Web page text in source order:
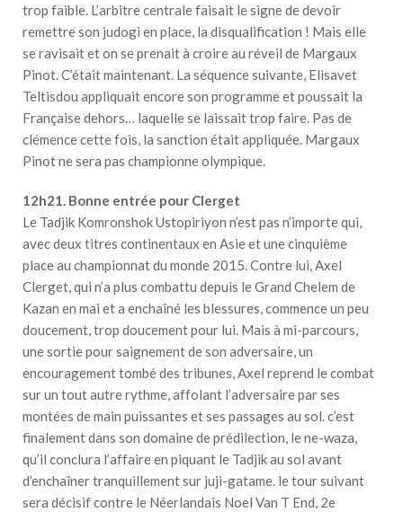
trop faible. L’arbitre centrale faisait le signe de devoir
remettre son judogi en place, la disqualification ! Mais elle
se ravisait et on se prenait à croire au réveil de Margaux
Pinot. C’était maintenant. La séquence suivante, Elisavet
Teltisdou appliquait encore son programme et poussait la
Française dehors… laquelle se laissait trop faire. Pas de
clémence cette fois, la sanction était appliquée. Margaux
Pinot ne sera pas championne olympique.
12h21. Bonne entrée pour Clerget
Le Tadjik Komronshok Ustopiriyon n’est pas n’importe qui,
avec deux titres continentaux en Asie et une cinquième
place au championnat du monde 2015. Contre lui, Axel
Clerget, qui n’a plus combattu depuis le Grand Chelem de
Kazan en mai et a enchaîné les blessures, commence un peu
doucement, trop doucement pour lui. Mais à mi-parcours,
une sortie pour saignement de son adversaire, un
encouragement tombé des tribunes, Axel reprend le combat
sur un tout autre rythme, affolant l’adversaire par ses
montées de main puissantes et ses passages au sol. c’est
finalement dans son domaine de prédilection, le ne-waza,
qu’il conclura l’affaire en piquant le Tadjik au sol avant
d’enchaîner tranquillement sur juji-gatame. le tour suivant
sera décisif contre le Néerlandais Noel Van T End, 2e